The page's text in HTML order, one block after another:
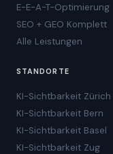
E-E-A-T-Optimierung
SEO + GEO Komplett
Alle Leistungen
STANDORTE
KI-Sichtbarkeit Zürich
KI-Sichtbarkeit Bern
KI-Sichtbarkeit Basel
KI-Sichtbarkeit Zug